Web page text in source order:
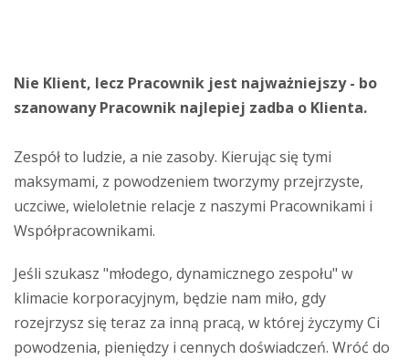
Nie Klient, lecz Pracownik jest najważniejszy - bo
szanowany Pracownik najlepiej zadba o Klienta.
Zespół to ludzie, a nie zasoby. Kierując się tymi
maksymami, z powodzeniem tworzymy przejrzyste,
uczciwe, wieloletnie relacje z naszymi Pracownikami i
Współpracownikami.
Jeśli szukasz "młodego, dynamicznego zespołu" w
klimacie korporacyjnym, będzie nam miło, gdy
rozejrzysz się teraz za inną pracą, w której życzymy Ci
powodzenia, pieniędzy i cennych doświadczeń. Wróć do